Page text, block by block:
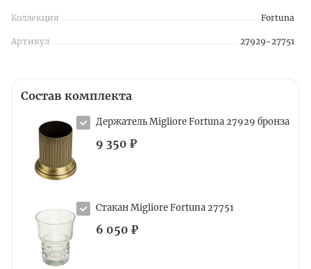
Коллекция Fortuna
Артикул 27929-27751
Состав комплекта
9 350 ₽
Держатель Migliore Fortuna 27929 бронза
6 050 ₽
Стакан Migliore Fortuna 27751